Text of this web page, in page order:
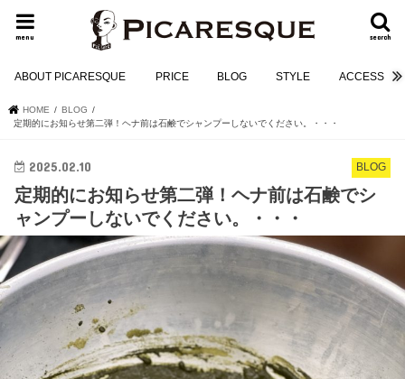
search
menu
ABOUT PICARESQUE PRICE BLOG STYLE ACCESS
HOME
BLOG
定期的にお知らせ第二弾！ヘナ前は石鹸でシャンプーしないでください。・・・
BLOG
2025.02.10
定期的にお知らせ第二弾！ヘナ前は石鹸でシ
ャンプーしないでください。・・・